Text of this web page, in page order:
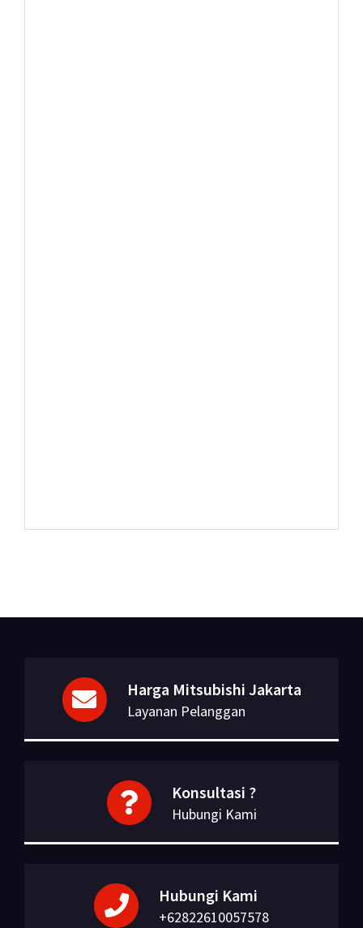
Harga Mitsubishi Jakarta
Layanan Pelanggan
Konsultasi ?
Hubungi Kami
Hubungi Kami
+62822610057578